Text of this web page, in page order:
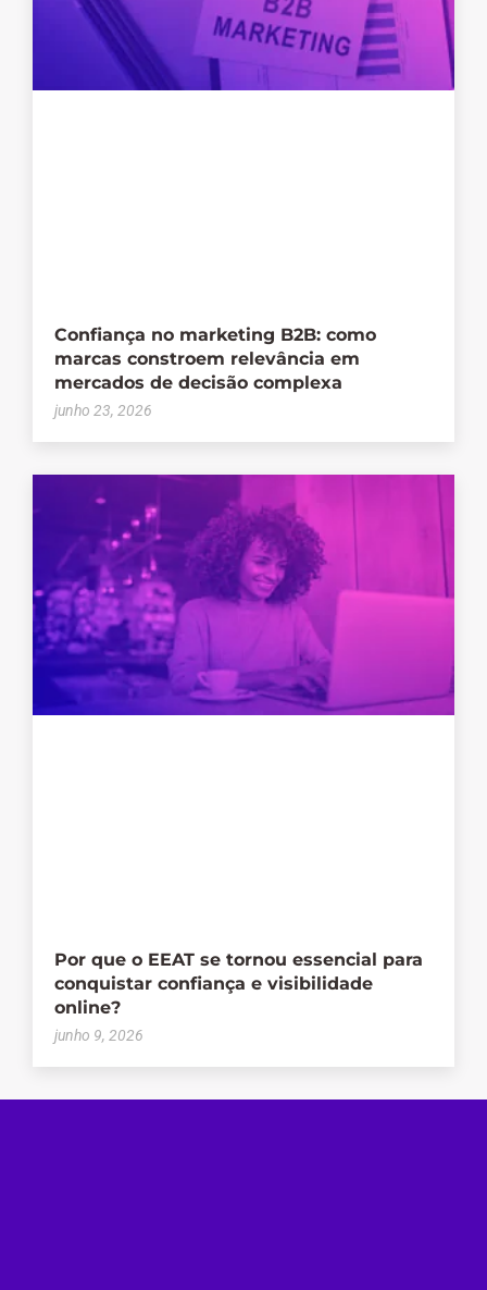
Confiança no marketing B2B: como
marcas constroem relevância em
mercados de decisão complexa
junho 23, 2026
Por que o EEAT se tornou essencial para
conquistar confiança e visibilidade
online?
junho 9, 2026